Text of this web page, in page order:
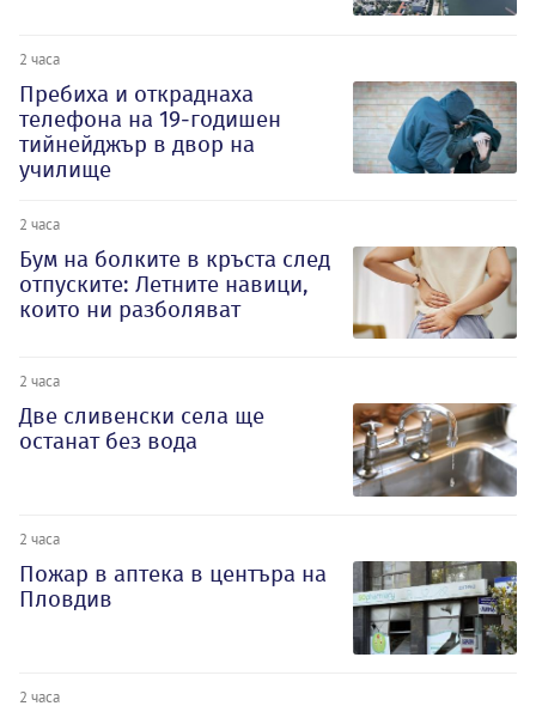
2 часа
Пребиха и откраднаха
телефона на 19-годишен
тийнейджър в двор на
училище
2 часа
Бум на болките в кръста след
отпуските: Летните навици,
които ни разболяват
2 часа
Две сливенски села ще
останат без вода
2 часа
Пожар в аптека в центъра на
Пловдив
2 часа